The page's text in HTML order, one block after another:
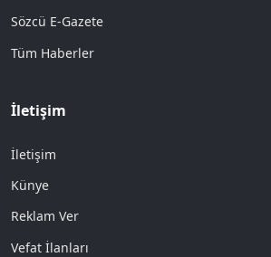
Sözcü E-Gazete
Tüm Haberler
İletişim
İletişim
Künye
Reklam Ver
Vefat İlanları